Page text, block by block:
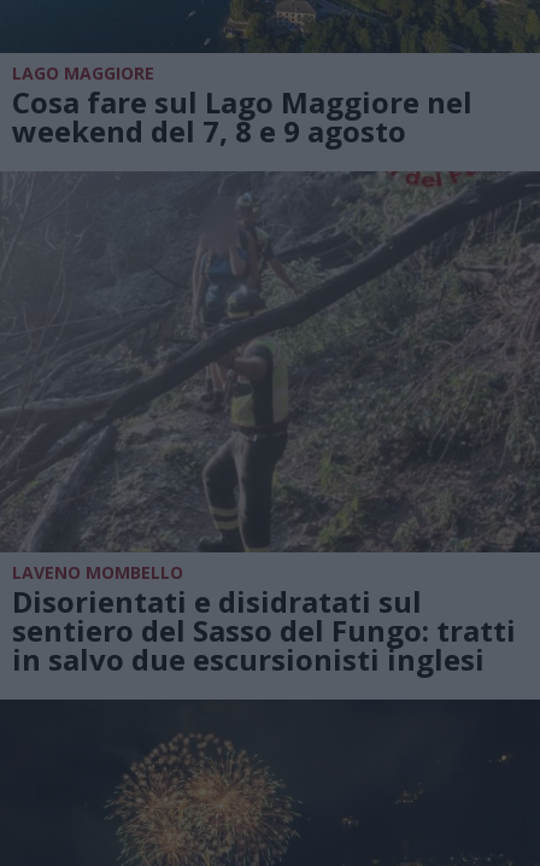
LAGO MAGGIORE
Cosa fare sul Lago Maggiore nel
weekend del 7, 8 e 9 agosto
LAVENO MOMBELLO
Disorientati e disidratati sul
sentiero del Sasso del Fungo: tratti
in salvo due escursionisti inglesi